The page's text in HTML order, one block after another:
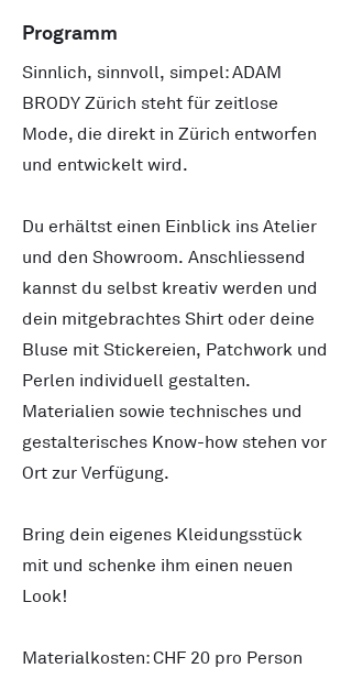
Programm
Sinnlich, sinnvoll, simpel: ADAM
BRODY Zürich steht für zeitlose
Mode, die direkt in Zürich entworfen
und entwickelt wird.
Du erhältst einen Einblick ins Atelier
und den Showroom. Anschliessend
kannst du selbst kreativ werden und
dein mitgebrachtes Shirt oder deine
Bluse mit Stickereien, Patchwork und
Perlen individuell gestalten.
Materialien sowie technisches und
gestalterisches Know-how stehen vor
Ort zur Verfügung.
Bring dein eigenes Kleidungsstück
mit und schenke ihm einen neuen
Look!
Materialkosten: CHF 20 pro Person